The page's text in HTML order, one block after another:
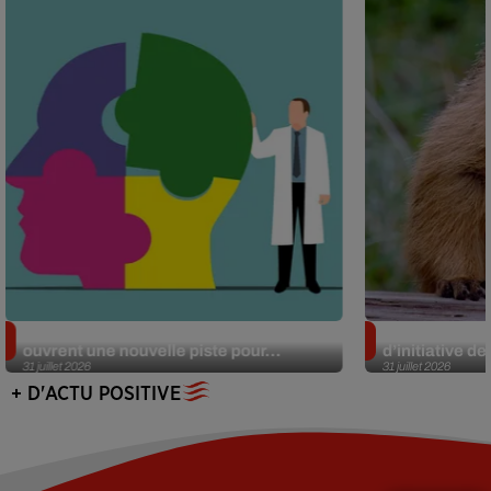
31 juillet 2026
ouvrent une nouvelle piste pour...
31 juillet 2026
d’initiative
+ D'ACTU POSITIVE